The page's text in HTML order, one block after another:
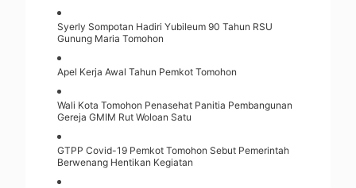
Syerly Sompotan Hadiri Yubileum 90 Tahun RSU
Gunung Maria Tomohon
Apel Kerja Awal Tahun Pemkot Tomohon
Wali Kota Tomohon Penasehat Panitia Pembangunan
Gereja GMIM Rut Woloan Satu
GTPP Covid-19 Pemkot Tomohon Sebut Pemerintah
Berwenang Hentikan Kegiatan